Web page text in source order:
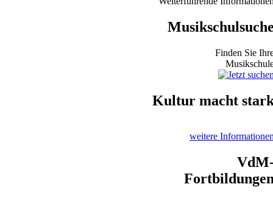
Finden Sie
Kultur macht
weitere